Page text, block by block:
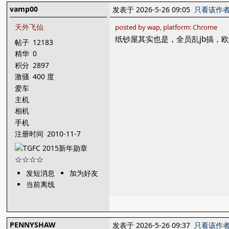
vamp00
天外飞仙
帖子 12183
精华 0
积分 2897
激骚 400 度
爱车
主机
相机
手机
注册时间 2010-11-7
发短消息
加为好友
当前离线
发表于 2026-5-26 09:05 只看该作
posted by wap, platform: Chrome
纸钞屋其实也是，全员乱jb搞，
PENNYSHAW
发表于 2026-5-26 09:37 只看该作